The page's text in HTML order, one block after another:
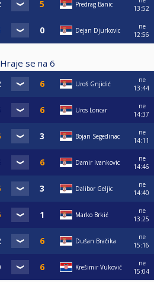
Predrag Banic
13:52
Dejan Djurkovic
ne
12:56
Hraje se na 6
Uroš Gnjidić
ne
13:44
Uros Loncar
ne
14:37
Bojan Segedinac
ne
14:11
Damir Ivankovic
ne
14:46
Dalibor Geljic
ne
14:40
Marko Brkić
ne
13:25
Dušan Bračika
ne
15:16
Krešimir Vuković
ne
15:04